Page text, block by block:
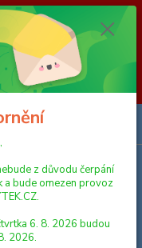
23. 8. 2026 nebude z
a bude omezen
přijaté, nebo
v pátek 7. 8. 2026.
7. 8. 2026 do neděle 23. 8.
24. 8. 2026. Děkujeme za
Menu
Hledat
z důvodu čerpání
bude omezen provoz
6. 8. 2026 budou
2026.